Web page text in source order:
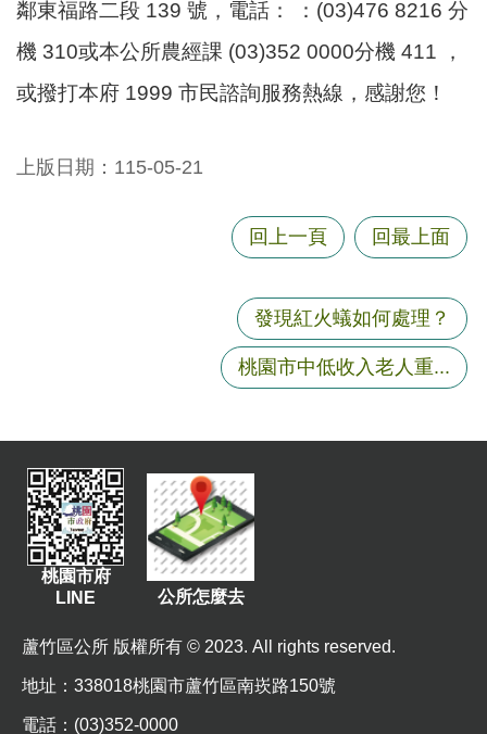
訊
息
公
生
錄
相
關
資
料
首
網
鄰東福路二段 139 號，電話： ：(03)476 8216 分
機 310或本公所農經課 (03)352 0000分機 411 ，
或撥打本府 1999 市民諮詢服務熱線，感謝您！
上版日期：115-05-21
回上一頁 回最上面
發現紅火蟻如何處理？
桃園市中低收入老人重...
桃園市府
LINE
公所怎麼去
蘆竹區公所 版權所有 © 2023. All rights reserved.
地址 ：338018桃園市蘆竹區南崁路150號
電話：(03)352-0000